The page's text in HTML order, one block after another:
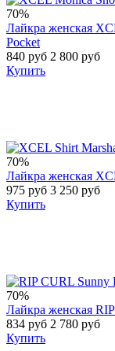
70%
Лайкра женская
Pocket
840 руб 2 800 руб
Купить
70%
Лайкра женская
975 руб 3 250 руб
Купить
70%
Лайкра женская
834 руб 2 780 руб
Купить